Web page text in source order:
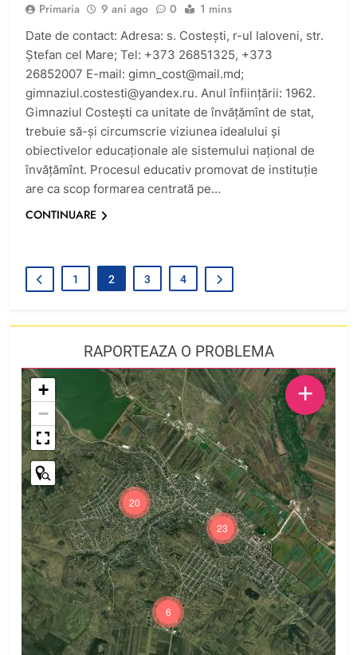
Primaria 9 ani ago 0 1 mins
Date de contact: Adresa: s. Costeşti, r-ul Ialoveni, str.
Ştefan cel Mare; Tel: +373 26851325, +373
26852007 E-mail: gimn_cost@mail.md;
gimnaziul.costesti@yandex.ru. Anul înfiinţării: 1962.
Gimnaziul Costeşti ca unitate de învăţămînt de stat,
trebuie să-şi circumscrie viziunea idealului şi
obiectivelor educaţionale ale sistemului naţional de
învăţămînt. Procesul educativ promovat de instituţie
are ca scop formarea centrată pe…
CONTINUARE
1 2 3 4
RAPORTEAZA O PROBLEMA
23
20
6
+
−
+